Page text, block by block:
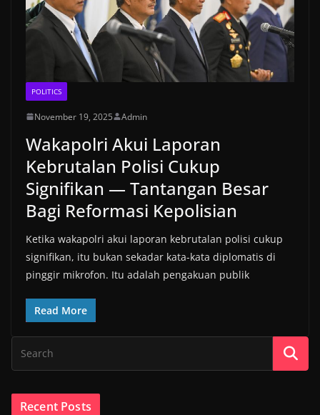
POLITICS
November 19, 2025 Admin
Wakapolri Akui Laporan
Kebrutalan Polisi Cukup
Signifikan — Tantangan Besar
Bagi Reformasi Kepolisian
Ketika wakapolri akui laporan kebrutalan polisi cukup
signifikan, itu bukan sekadar kata-kata diplomatis di
pinggir mikrofon. Itu adalah pengakuan publik
Read More
Recent Posts